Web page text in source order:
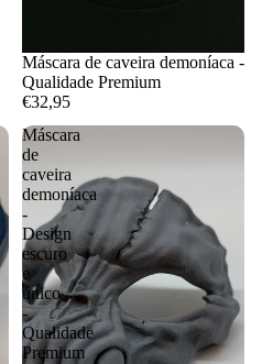
Máscara de caveira demoníaca -
Qualidade Premium
€32,95
Máscara
de
caveira
demoníaca
-
Design
escuro
e
único
-
Qualidade
Premium